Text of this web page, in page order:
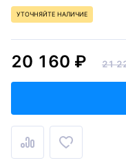
УТОЧНЯЙТЕ НАЛИЧИЕ
20 160 ₽ 21